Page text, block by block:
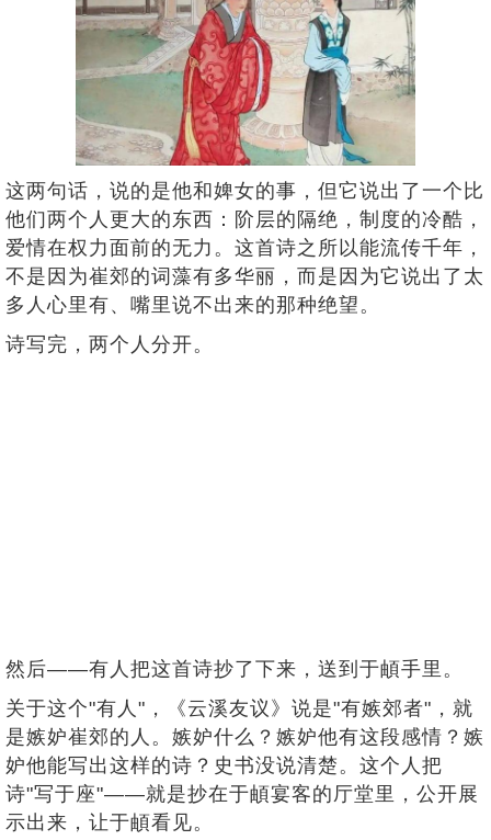
这两句话，说的是他和婢女的事，但它说出了一个比
他们两个人更大的东西：阶层的隔绝，制度的冷酷，
爱情在权力面前的无力。这首诗之所以能流传千年，
不是因为崔郊的词藻有多华丽，而是因为它说出了太
多人心里有、嘴里说不出来的那种绝望。
诗写完，两个人分开。
然后——有人把这首诗抄了下来，送到于頔手里。
关于这个"有人"，《云溪友议》说是"有嫉郊者"，就
是嫉妒崔郊的人。嫉妒什么？嫉妒他有这段感情？嫉
妒他能写出这样的诗？史书没说清楚。这个人把
诗"写于座"——就是抄在于頔宴客的厅堂里，公开展
示出来，让于頔看见。